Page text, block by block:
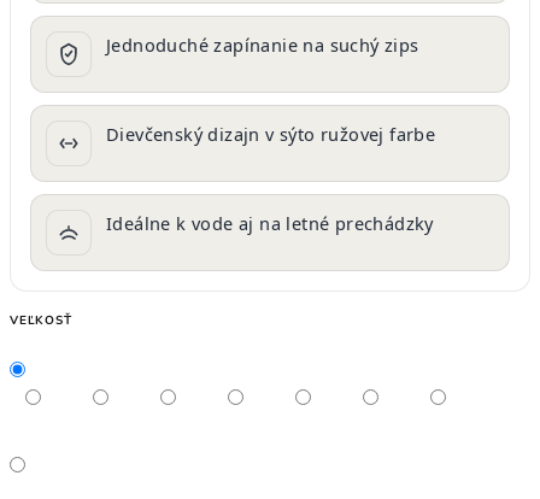
Jednoduché zapínanie na suchý zips
Dievčenský dizajn v sýto ružovej farbe
Ideálne k vode aj na letné prechádzky
VEĽKOSŤ